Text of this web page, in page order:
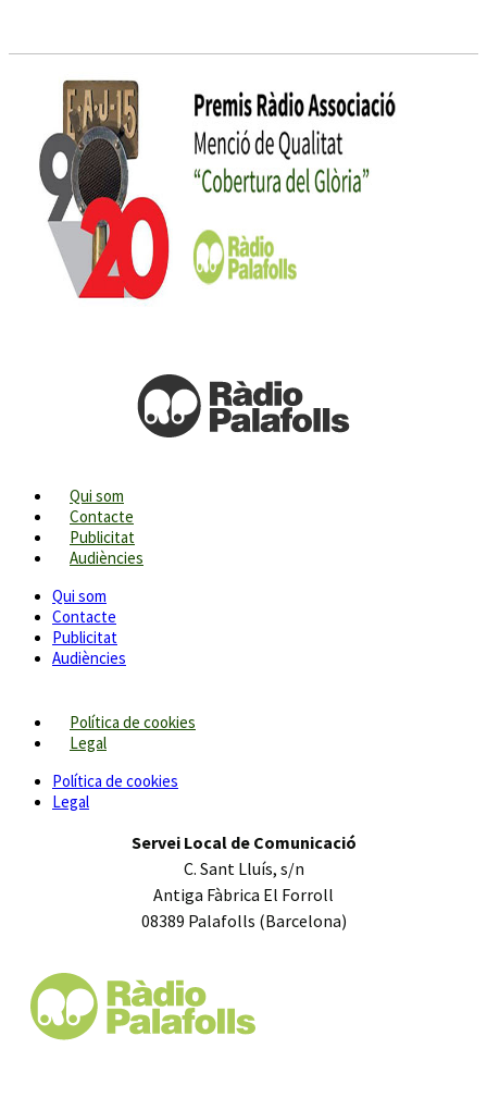
Qui som
Contacte
Publicitat
Audiències
Qui som
Contacte
Publicitat
Audiències
Política de cookies
Legal
Política de cookies
Legal
Servei Local de Comunicació
C. Sant Lluís, s/n
Antiga Fàbrica El Forroll
08389 Palafolls (Barcelona)